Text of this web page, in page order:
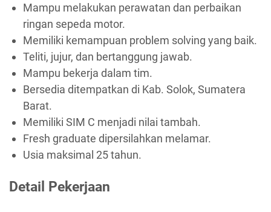
Mampu melakukan perawatan dan perbaikan
ringan sepeda motor.
Memiliki kemampuan problem solving yang baik.
Teliti, jujur, dan bertanggung jawab.
Mampu bekerja dalam tim.
Bersedia ditempatkan di Kab. Solok, Sumatera
Barat.
Memiliki SIM C menjadi nilai tambah.
Fresh graduate dipersilahkan melamar.
Usia maksimal 25 tahun.
Detail Pekerjaan